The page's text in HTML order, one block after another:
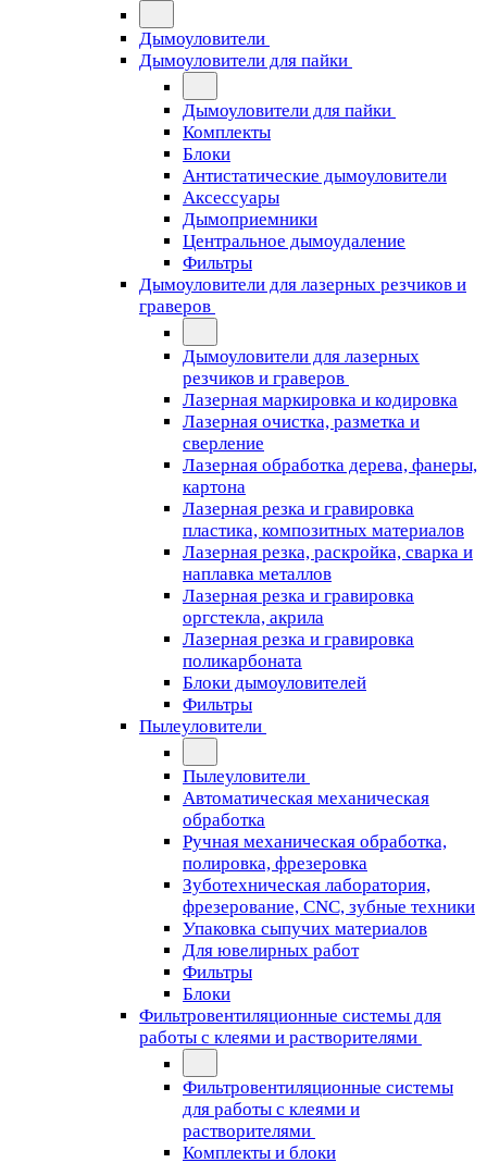
Дымоуловители
Дымоуловители для пайки
Дымоуловители для пайки
Комплекты
Блоки
Антистатические дымоуловители
Аксессуары
Дымоприемники
Центральное дымоудаление
Фильтры
Дымоуловители для лазерных резчиков и
граверов
Дымоуловители для лазерных
резчиков и граверов
Лазерная маркировка и кодировка
Лазерная очистка, разметка и
сверление
Лазерная обработка дерева, фанеры,
картона
Лазерная резка и гравировка
пластика, композитных материалов
Лазерная резка, раскройка, сварка и
наплавка металлов
Лазерная резка и гравировка
оргстекла, акрила
Лазерная резка и гравировка
поликарбоната
Блоки дымоуловителей
Фильтры
Пылеуловители
Пылеуловители
Автоматическая механическая
обработка
Ручная механическая обработка,
полировка, фрезеровка
Зуботехническая лаборатория,
фрезерование, CNC, зубные техники
Упаковка сыпучих материалов
Для ювелирных работ
Фильтры
Блоки
Фильтровентиляционные системы для
работы с клеями и растворителями
Фильтровентиляционные системы
для работы с клеями и
растворителями
Комплекты и блоки